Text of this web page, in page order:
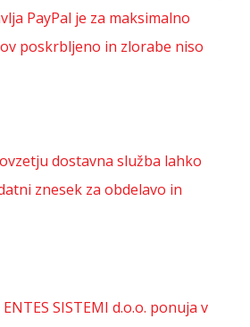
PayPal je za maksimalno
poskrbljeno in zlorabe niso
dostavna služba lahko
znesek za obdelavo in
SISTEMI d.o.o. ponuja v